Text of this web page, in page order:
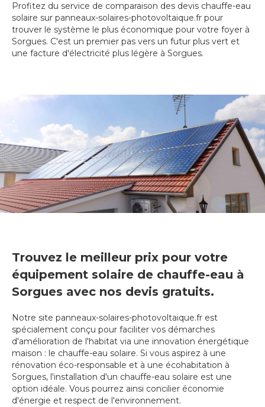
Profitez du service de comparaison des devis chauffe-eau
solaire sur panneaux-solaires-photovoltaique.fr pour
trouver le système le plus économique pour votre foyer à
Sorgues. C'est un premier pas vers un futur plus vert et
une facture d'électricité plus légère à Sorgues.
Trouvez le meilleur prix pour votre
équipement solaire de chauffe-eau à
Sorgues avec nos devis gratuits.
Notre site panneaux-solaires-photovoltaique.fr est
spécialement conçu pour faciliter vos démarches
d'amélioration de l'habitat via une innovation énergétique
maison : le chauffe-eau solaire. Si vous aspirez à une
rénovation éco-responsable et à une écohabitation à
Sorgues, l'installation d'un chauffe-eau solaire est une
option idéale. Vous pourrez ainsi concilier économie
d'énergie et respect de l'environnement.